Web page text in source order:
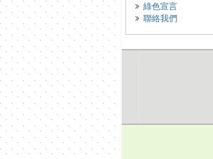
綠色宣言
聯絡我們